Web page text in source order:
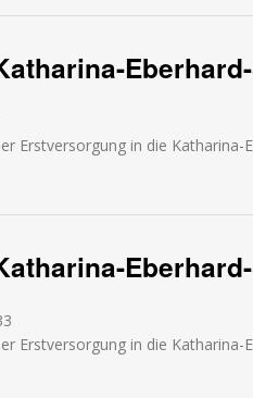
Erstversorgung in die Katharina-
Erstversorgung in die Katharina-